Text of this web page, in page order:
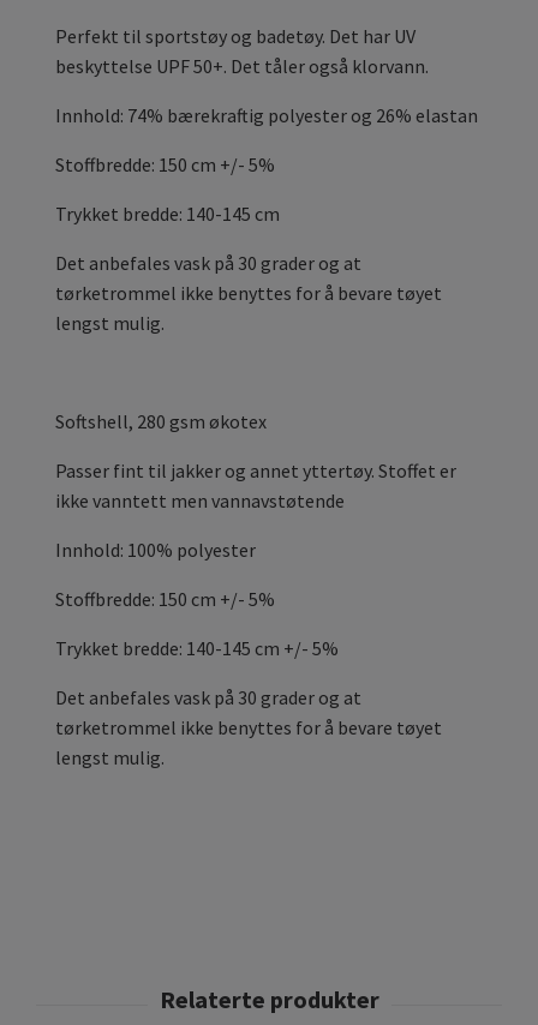
Perfekt til sportstøy og badetøy. Det har UV
beskyttelse UPF 50+. Det tåler også klorvann.
Innhold: 74% bærekraftig polyester og 26% elastan
Stoffbredde: 150 cm +/- 5%
Trykket bredde: 140-145 cm
Det anbefales vask på 30 grader og at
tørketrommel ikke benyttes for å bevare tøyet
lengst mulig.
Softshell, 280 gsm økotex
Passer fint til jakker og annet yttertøy. Stoffet er
ikke vanntett men vannavstøtende
Innhold: 100% polyester
Stoffbredde: 150 cm +/- 5%
Trykket bredde: 140-145 cm +/- 5%
Det anbefales vask på 30 grader og at
tørketrommel ikke benyttes for å bevare tøyet
lengst mulig.